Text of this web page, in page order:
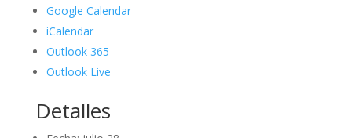
Google Calendar
iCalendar
Outlook 365
Outlook Live
Detalles